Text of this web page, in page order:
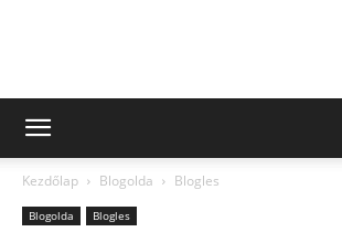
Kezdőlap Blogolda Blogles
Blogolda Blogles